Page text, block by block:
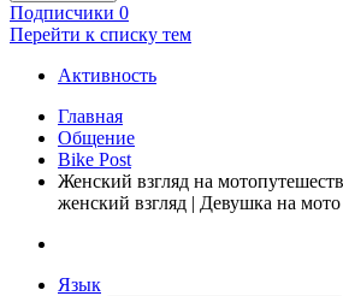
Подписчики 0
Перейти к списку тем
Активность
Главная
Общение
Bike Post
Женский взгляд на
женский взгляд | Девушка на мото
Язык